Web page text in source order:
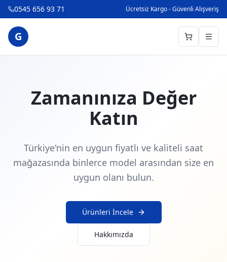
0545 656 93 71 Ücretsiz Kargo - Güvenli Alışveriş
G
Zamanınıza Değer
Katın
Türkiye'nin en uygun fiyatlı ve kaliteli saat
mağazasında binlerce model arasından size en
uygun olanı bulun.
Ürünleri İncele
Hakkımızda